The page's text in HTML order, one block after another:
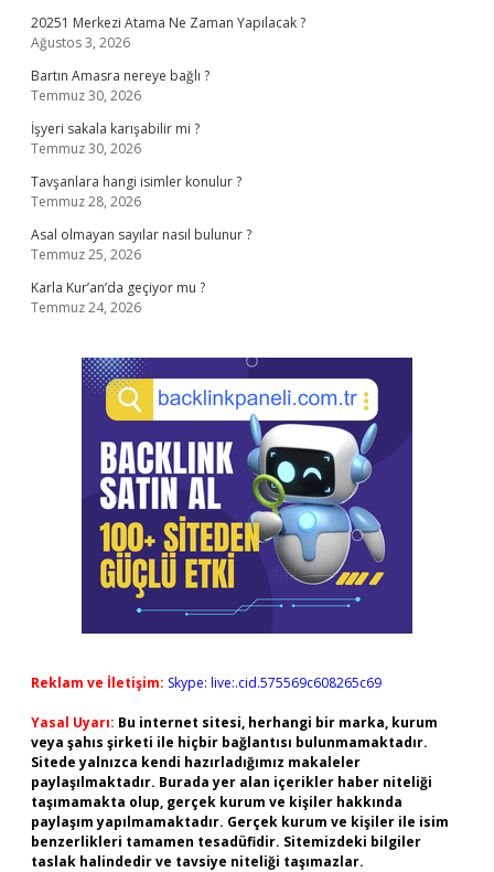
20251 Merkezi Atama Ne Zaman Yapılacak ?
Ağustos 3, 2026
Bartın Amasra nereye bağlı ?
Temmuz 30, 2026
İşyeri sakala karışabilir mi ?
Temmuz 30, 2026
Tavşanlara hangi isimler konulur ?
Temmuz 28, 2026
Asal olmayan sayılar nasıl bulunur ?
Temmuz 25, 2026
Karla Kur’an’da geçiyor mu ?
Temmuz 24, 2026
Reklam ve İletişim: Skype: live:.cid.575569c608265c69
Yasal Uyarı: Bu internet sitesi, herhangi bir marka, kurum
veya şahıs şirketi ile hiçbir bağlantısı bulunmamaktadır.
Sitede yalnızca kendi hazırladığımız makaleler
paylaşılmaktadır. Burada yer alan içerikler haber niteliği
taşımamakta olup, gerçek kurum ve kişiler hakkında
paylaşım yapılmamaktadır. Gerçek kurum ve kişiler ile isim
benzerlikleri tamamen tesadüfidir. Sitemizdeki bilgiler
taslak halindedir ve tavsiye niteliği taşımazlar.